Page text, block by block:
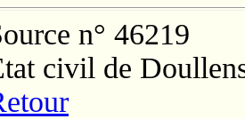
n° 46219
civil de